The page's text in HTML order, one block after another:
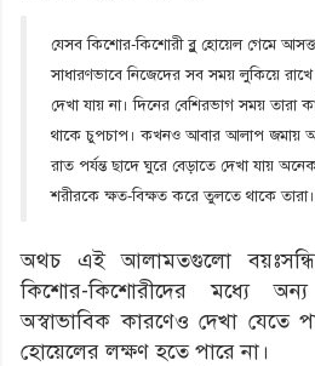
যেসব কিশোর-কিশোরী ব্লু হোয়েল গেমে
সাধারণভাবে নিজেদের সব সময় লুকিয়ে
দেখা যায় না। দিনের বেশিরভাগ সময় তারা
থাকে চুপচাপ। কখনও আবার আলাপ জমায়
রাত পর্যন্ত ছাদে ঘুরে বেড়াতে দেখা যায়
শরীরকে ক্ষত-বিক্ষত করে তুলতে থাকে তারা।
অথচ এই আলামতগুলো
কিশোর-কিশোরীদের মধ্যে অন্য
অস্বাভাবিক কারণেও দেখা যেতে
হোয়েলের লক্ষণ হতে পারে না।